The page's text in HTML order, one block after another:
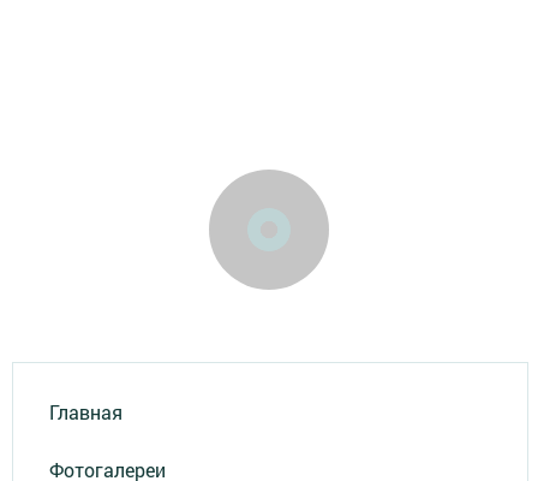
Главная
Фотогалереи